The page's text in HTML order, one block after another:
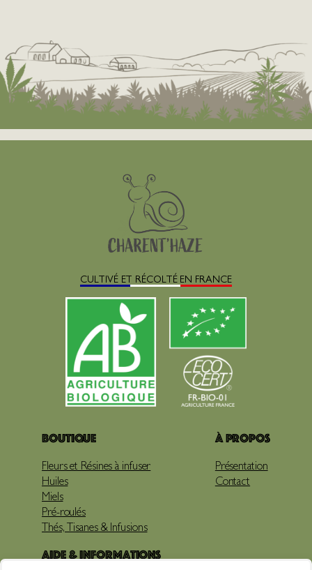
CULTIVÉ ET RÉCOLTÉ EN FRANCE
Boutique
Fleurs et Résines à infuser
Huiles
Miels
Pré-roulés
Thés, Tisanes & Infusions
À propos
Présentation
Contact
Aide & Informations